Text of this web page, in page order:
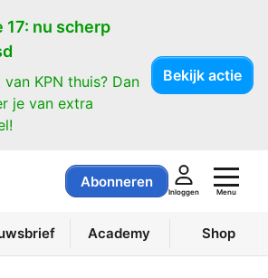
17: nu scherp
van KPN thuis? Dan
je van extra
Bekijk actie
Abonneren
Inloggen Menu
Academy Shop